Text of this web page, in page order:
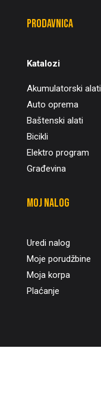
Prodavnica
Katalozi
Akumulatorski alati
Auto oprema
Baštenski alati
Bicikli
Elektro program
Građevina
Moj nalog
Uredi nalog
Moje porudžbine
Moja korpa
Plaćanje